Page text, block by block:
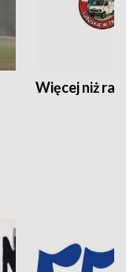
Więcej niż rajd